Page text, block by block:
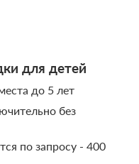
для детей
до 5 лет
без
по запросу - 400